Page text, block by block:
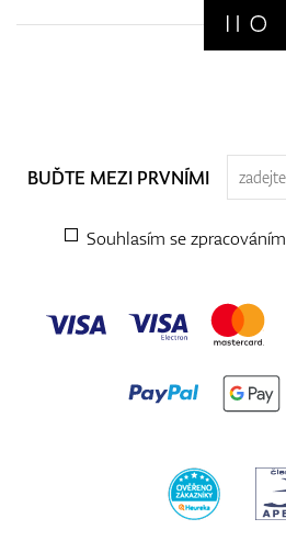
BUĎTE MEZI PRVNÍMI
Souhlasím se zpracováním